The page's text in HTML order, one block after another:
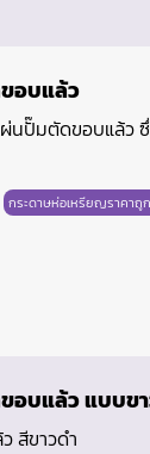
อบแล้ว
ปั๊มตัดขอบแล้ว
กระดาษห่อเหรียญราคาถู
อบแล้ว แบบข
สีขาวดำ